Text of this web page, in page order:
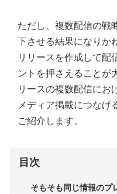
ただし、複数配信の戦
下させる結果になりか
リリースを作成して配
ントを押さえることが
リースの複数配信にお
メディア掲載につなげ
ご紹介します。
目次
そもそも同じ情報のプ